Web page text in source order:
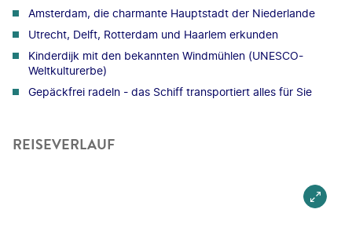
Amsterdam, die charmante Hauptstadt der Niederlande
Utrecht, Delft, Rotterdam und Haarlem erkunden
Kinderdijk mit den bekannten Windmühlen (UNESCO-
Weltkulturerbe)
Gepäckfrei radeln - das Schiff transportiert alles für Sie
REISEVERLAUF